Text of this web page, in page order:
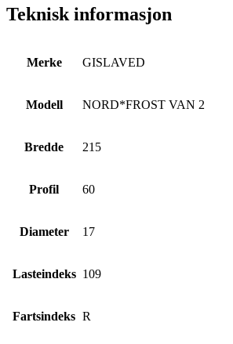
Teknisk informasjon
Merke GISLAVED
Modell NORD*FROST VAN 2
Bredde 215
Profil 60
Diameter 17
Lasteindeks 109
Fartsindeks R